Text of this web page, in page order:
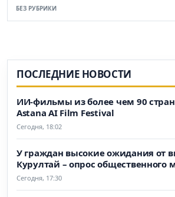
БЕЗ РУБРИКИ
ПОСЛЕДНИЕ НОВОСТИ
ИИ-фильмы из более чем 90
Astana AI Film Festival
Сегодня, 18:02
У граждан высокие ожидания от
Курултай – опрос общественного
Сегодня, 17:30